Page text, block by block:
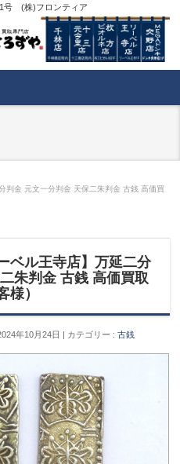
号 (株)フロンティア
判金 元文一分判金 天保二朱判金 古銭 高価買
ベル王寺店】万延二分
朱判金 古銭 高価買取
様）
年10月24日 カテゴリー :古銭